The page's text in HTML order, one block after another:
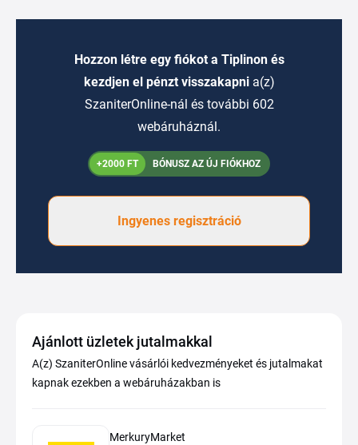
Hozzon létre egy fiókot a Tiplinon és
kezdjen el pénzt visszakapni a(z)
SzaniterOnline-nál és további 602
webáruháznál.
+2000 FT BÓNUSZ AZ ÚJ FIÓKHOZ
Ingyenes regisztráció
Ajánlott üzletek jutalmakkal
A(z) SzaniterOnline vásárlói kedvezményeket és jutalmakat
kapnak ezekben a webáruházakban is
MerkuryMarket